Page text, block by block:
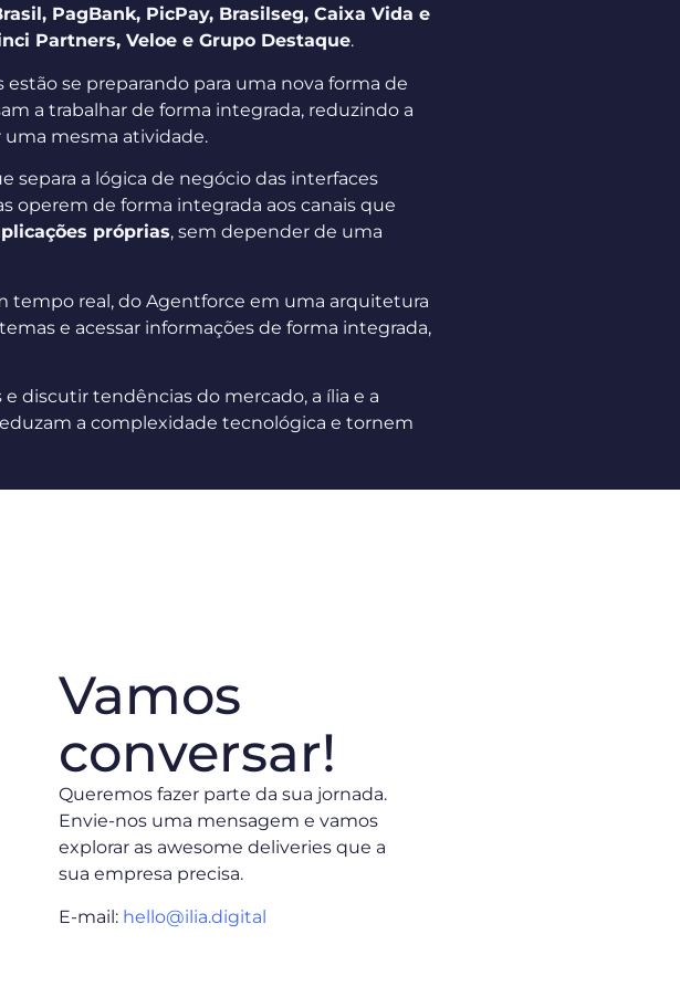
PagBank, PicPay, Brasilseg, Caixa Vida e
Partners, Veloe e Grupo Destaque.
se preparando para uma nova forma de
a trabalhar de forma integrada, reduzindo a
uma mesma atividade.
separa a lógica de negócio das interfaces
operem de forma integrada aos canais que
próprias, sem depender de uma
tempo real, do Agentforce em uma arquitetura
e acessar informações de forma integrada,
discutir tendências do mercado, a ília e a
a complexidade tecnológica e tornem
Vamos
conversar!
Queremos fazer parte da sua jornada.
Envie-nos uma mensagem e vamos
explorar as awesome deliveries que a
sua empresa precisa.
E-mail: hello@ilia.digital